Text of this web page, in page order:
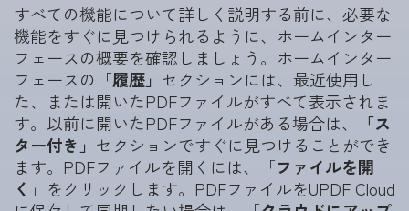
すべての機能について詳しく説明する前に、必要な
機能をすぐに見つけられるように、ホームインター
フェースの概要を確認しましょう。ホームインター
フェースの「履歴」 セクションには、最近使用し
た、または開いたPDFファイルがすべて表示されま
す。以前に開いたPDFファイルがある場合は、
「ス
ター付き」 セクションですぐに見つけることができ
ます。PDFファイルを開くには、「ファイルを開
く 」をクリックします。PDFファイルをUPDF Cloud